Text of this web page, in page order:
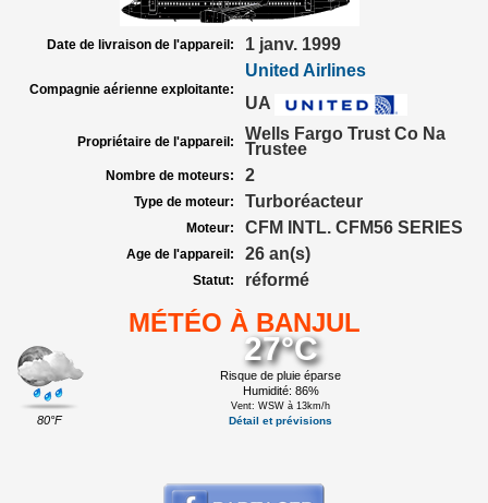
Date de livraison de l'appareil: 1 janv. 1999
Compagnie aérienne exploitante:
United Airlines
UA
Propriétaire de l'appareil:
Wells Fargo Trust Co Na
Trustee
Nombre de moteurs: 2
Type de moteur: Turboréacteur
Moteur: CFM INTL. CFM56 SERIES
Age de l'appareil: 26 an(s)
Statut: réformé
MÉTÉO À BANJUL
80°F
27°C
Risque de pluie éparse
Humidité: 86%
Vent: WSW à 13km/h
Détail et prévisions